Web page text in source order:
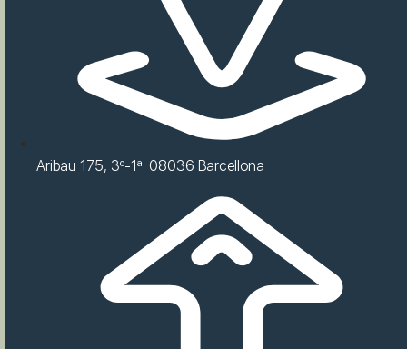
Aribau 175, 3º-1ª. 08036 Barcellona